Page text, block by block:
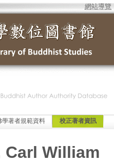
網站導覽
學著者規範資料 校正著者資訊
William